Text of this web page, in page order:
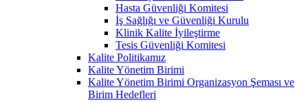
Hasta Güvenliği Komitesi
İş Sağlığı ve Güvenliği Kurulu
Klinik Kalite İyileştirme
Tesis Güvenliği Komitesi
Kalite Politikamız
Kalite Yönetim Birimi
Kalite Yönetim Birimi Organizasyon Şeması ve
Birim Hedefleri